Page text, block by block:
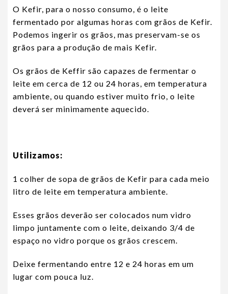
O Kefir, para o nosso consumo, é o leite
fermentado por algumas horas com grãos de Kefir.
Podemos ingerir os grãos, mas preservam-se os
grãos para a produção de mais Kefir.
Os grãos de Keffir são capazes de fermentar o
leite em cerca de 12 ou 24 horas, em temperatura
ambiente, ou quando estiver muito frio, o leite
deverá ser minimamente aquecido.
Utilizamos:
1 colher de sopa de grãos de Kefir para cada meio
litro de leite em temperatura ambiente.
Esses grãos deverão ser colocados num vidro
limpo juntamente com o leite, deixando 3/4 de
espaço no vidro porque os grãos crescem.
Deixe fermentando entre 12 e 24 horas em um
lugar com pouca luz.